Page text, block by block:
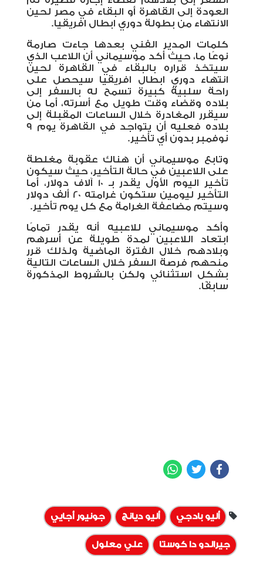
العودة إلى القاهرة أو البقاء في مصر لحين
الانتهاء من بطولة دوري ابطال افريقيا.
كلمات المدير الفني بعدها جاءت صارمة
نوعًا ما، حيث أكد موسيماني أن اللاعب الذي
سيتخذ قراره بالبقاء في القاهرة لحين
انتهاء دوري ابطال افريقيا سيحصل على
راحة سلبية كبيرة تسمح له بالسفر إلى
بلاده وقضاء وقت طويل مع أسرته، أما من
سيقرر المغادرة خلال الساعات المقبلة إلى
بلاده فعليه أن يتواجد في القاهرة يوم 9
نوفمبر بدون أي تأخير.
وتابع موسيماني أن هناك عقوبة مغلطة
على اللاعبين في حالة التأخير، حيث سيكون
تأخير اليوم الأول يقدر بـ 10 آلاف دولار، أما
التأخير ليومين ستكون غرامته 20 ألف دولار
وسيتم مضاعفة الغرامة مع كل يوم تأخير.
وأكد موسيماني للاعبيه أنه يقدر تمامًا
ابتعاد اللاعبين لمدة طويلة عن أسرهم
وبلادهم خلال الفترة الماضية ولذلك قرر
منحهم فرصة السفر خلال الساعات التالية
بشكل استثنائي ولكن بالشروط المذكورة
سابقًا.
Facebook
Twitter
أليو بادجي أليو ديانج جونيور أجايي
جيرالدو دا كوستا علي معلول